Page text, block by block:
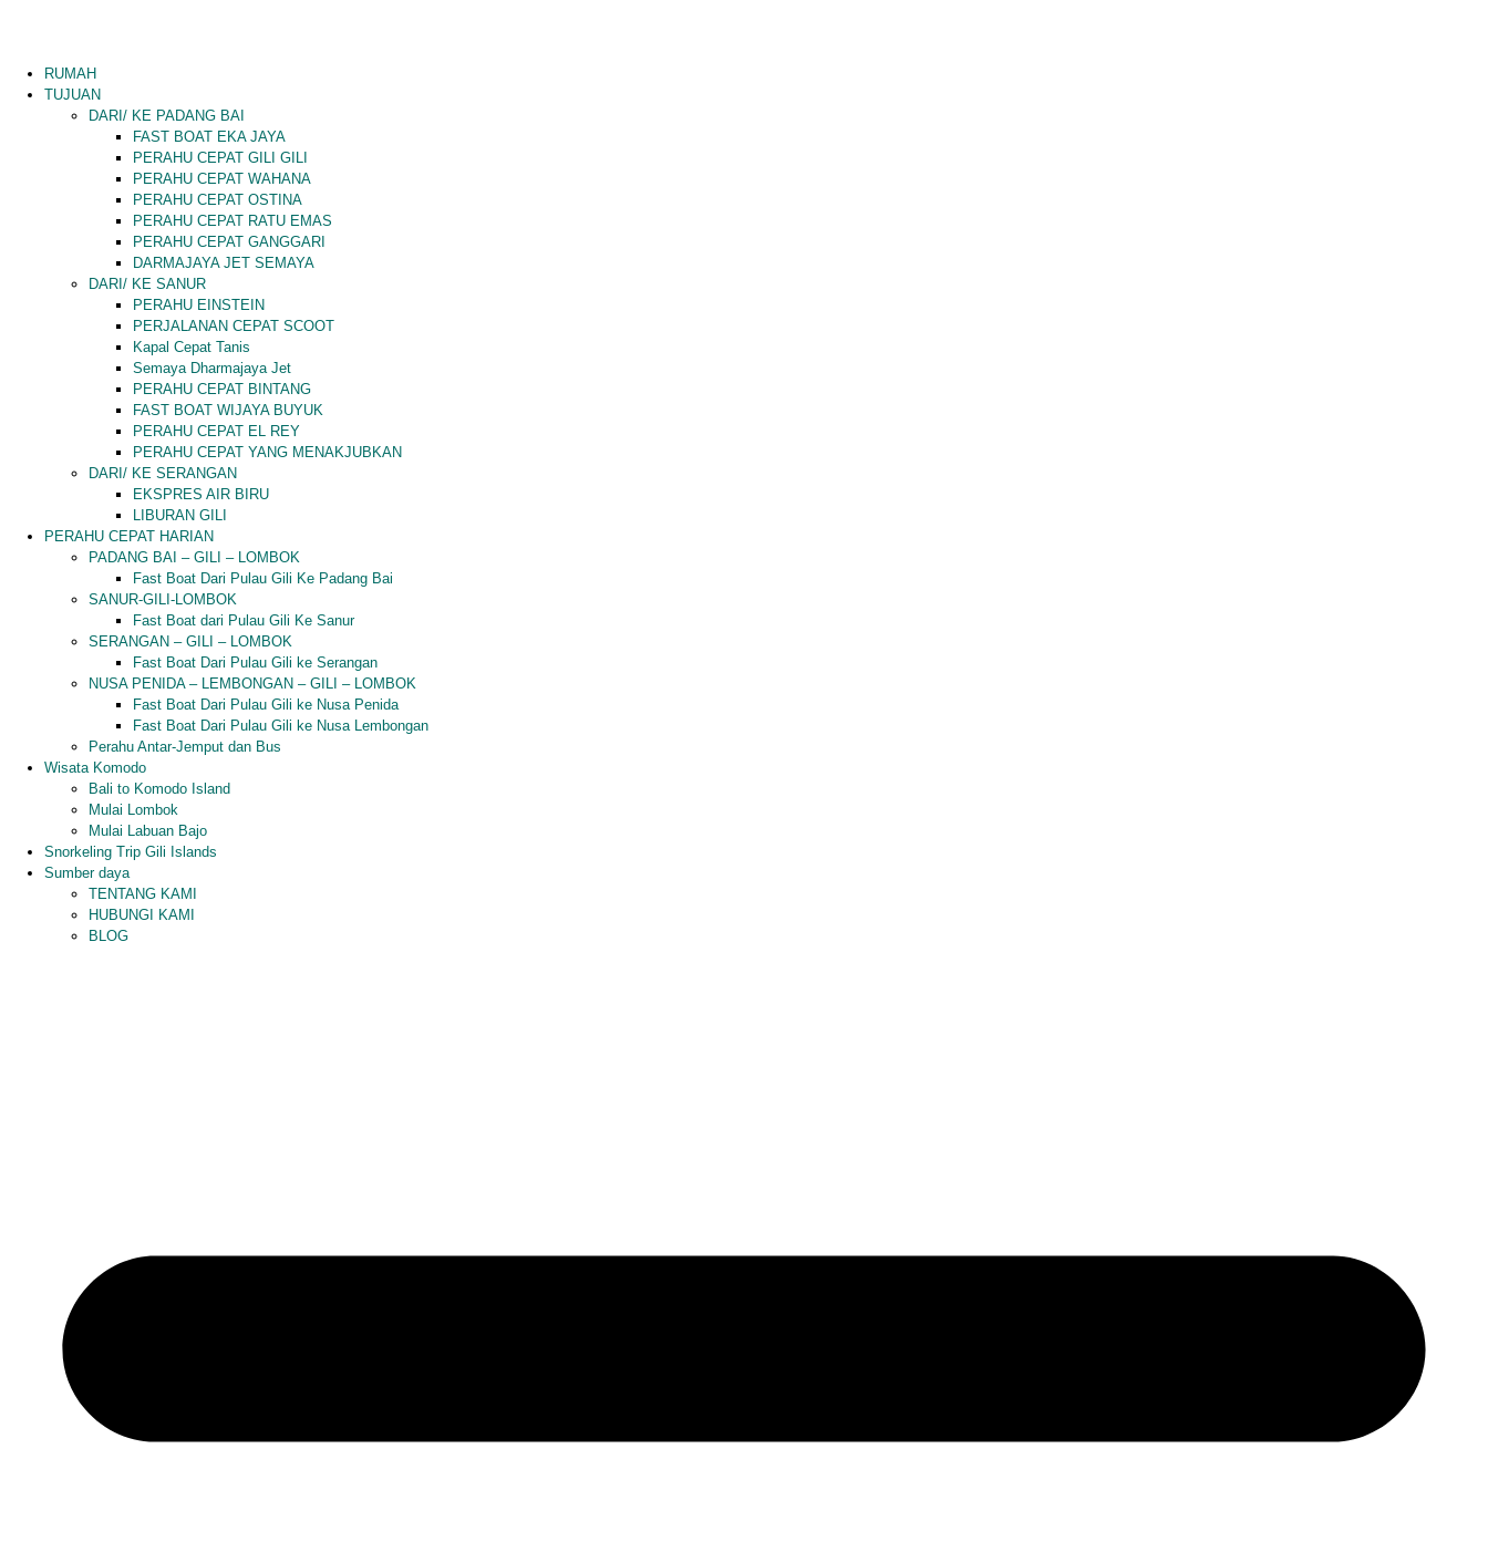
RUMAH
TUJUAN
DARI/ KE PADANG BAI
FAST BOAT EKA JAYA
PERAHU CEPAT GILI GILI
PERAHU CEPAT WAHANA
PERAHU CEPAT OSTINA
PERAHU CEPAT RATU EMAS
PERAHU CEPAT GANGGARI
DARMAJAYA JET SEMAYA
DARI/ KE SANUR
PERAHU EINSTEIN
PERJALANAN CEPAT SCOOT
Kapal Cepat Tanis
Semaya Dharmajaya Jet
PERAHU CEPAT BINTANG
FAST BOAT WIJAYA BUYUK
PERAHU CEPAT EL REY
PERAHU CEPAT YANG MENAKJUBKAN
DARI/ KE SERANGAN
EKSPRES AIR BIRU
LIBURAN GILI
PERAHU CEPAT HARIAN
PADANG BAI – GILI – LOMBOK
Fast Boat Dari Pulau Gili Ke Padang Bai
SANUR-GILI-LOMBOK
Fast Boat dari Pulau Gili Ke Sanur
SERANGAN – GILI – LOMBOK
Fast Boat Dari Pulau Gili ke Serangan
NUSA PENIDA – LEMBONGAN – GILI – LOMBOK
Fast Boat Dari Pulau Gili ke Nusa Penida
Fast Boat Dari Pulau Gili ke Nusa Lembongan
Perahu Antar-Jemput dan Bus
Wisata Komodo
Bali to Komodo Island
Mulai Lombok
Mulai Labuan Bajo
Snorkeling Trip Gili Islands
Sumber daya
TENTANG KAMI
HUBUNGI KAMI
BLOG